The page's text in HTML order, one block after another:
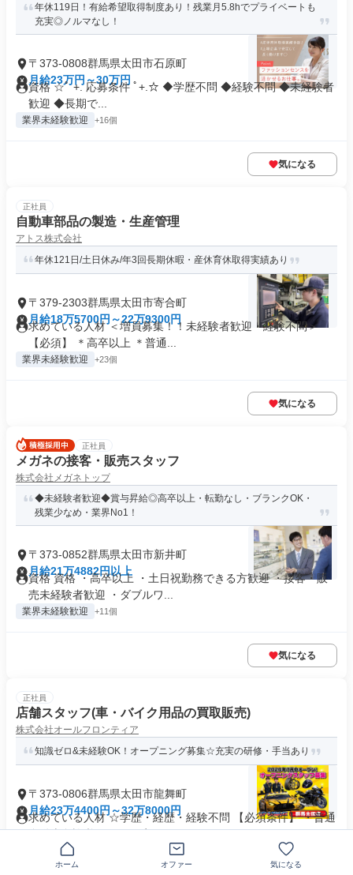
年休119日！有給希望取得制度あり！残業月5.8hでプライベートも
充実◎ノルマなし！
〒373-0808群馬県太田市石原町
月給23万円～30万円
資格 ☆ﾟ +. 応募条件 ﾟ+.☆ ◆学歴不問 ◆経験不問 ◆未経験者
歓迎 ◆長期で...
業界未経験歓迎 +16個
気になる
正社員
自動車部品の製造・生産管理
アトス株式会社
年休121日/土日休み/年3回長期休暇・産休育休取得実績あり
〒379-2303群馬県太田市寄合町
月給18万5700円～22万9300円
求めている人材 ＜増員募集！！未経験者歓迎・経験不問＞
【必須】 ＊高卒以上 ＊普通...
業界未経験歓迎 +23個
気になる
正社員
メガネの接客・販売スタッフ
株式会社メガネトップ
◆未経験者歓迎◆賞与昇給◎高卒以上・転勤なし・ブランクOK・
残業少なめ・業界No1！
〒373-0852群馬県太田市新井町
月給21万4882円以上
資格 資格 ・高卒以上 ・土日祝勤務できる方歓迎 ・接客・販
売未経験者歓迎 ・ダブルワ...
業界未経験歓迎 +11個
気になる
正社員
店舗スタッフ(車・バイク用品の買取販売)
株式会社オールフロンティア
知識ゼロ&未経験OK！オープニング募集☆充実の研修・手当あり
〒373-0806群馬県太田市龍舞町
月給23万4400円～32万8000円
求めている人材 ☆学歴・経歴・経験不問 【必須条件】 ・普通
自動車免許必須（AT限定...
業界未経験歓迎
ホーム オファー 気になる